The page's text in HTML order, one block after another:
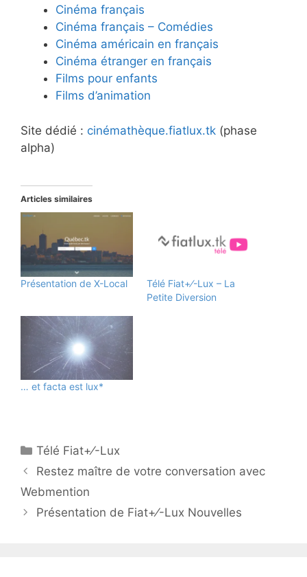
Cinéma français
Cinéma français – Comédies
Cinéma américain en français
Cinéma étranger en français
Films pour enfants
Films d’animation
Site dédié : cinémathèque.fiatlux.tk (phase
alpha)
Articles similaires
Présentation de X-Local
Télé Fiat+⁄-Lux – La
Petite Diversion
… et facta est lux*
Télé Fiat+⁄-Lux
Restez maître de votre conversation avec
Webmention
Présentation de Fiat+⁄-Lux Nouvelles